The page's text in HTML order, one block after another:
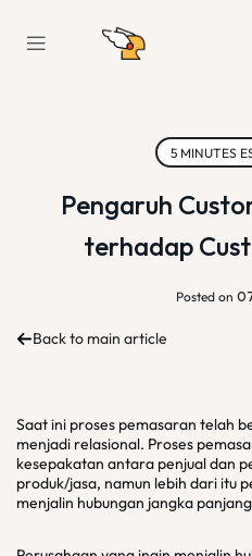
5 MINUTES
Pengaruh
terhadap
Posted on
Back to main article
Saat ini proses pemasaran telah
menjadi relasional. Proses
kesepakatan antara penjual dan
produk/jasa, namun lebih dari itu
menjalin hubungan jangka